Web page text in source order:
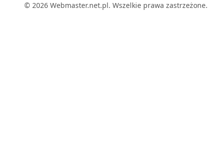
© 2026 Webmaster.net.pl. Wszelkie prawa zastrzeżone.